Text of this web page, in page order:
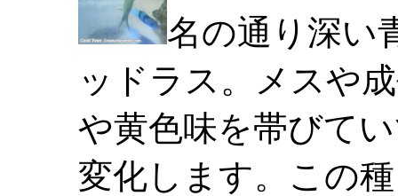
名の通り深い
ッドラス。メスや
や黄色味を帯びて
変化します。この